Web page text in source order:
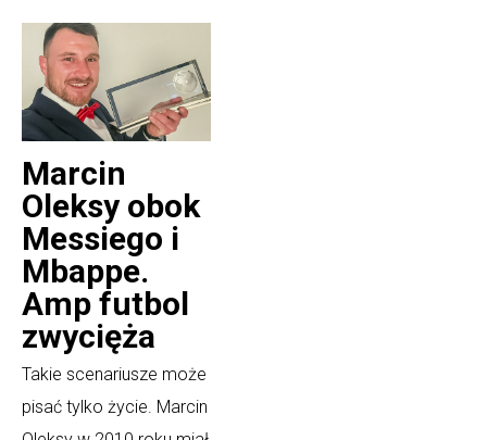
Marcin
Oleksy obok
Messiego i
Mbappe.
Amp futbol
zwycięża
Takie scenariusze może
pisać tylko życie. Marcin